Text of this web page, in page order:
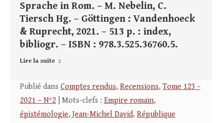
Sprache in Rom. – M. Nebelin, C.
Tiersch Hg. – Göttingen : Vandenhoeck
& Ruprecht, 2021. – 513 p. : index,
bibliogr. – ISBN : 978.3.525.36760.5.
Lire la suite
Publié dans Comptes rendus, Recensions, Tome 123 -
2021 – N°2 | Mots-clefs : Empire romain,
épistémologie, Jean-Michel David, République